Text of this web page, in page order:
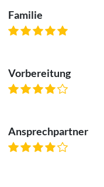
Familie
Vorbereitung
Ansprechpartner